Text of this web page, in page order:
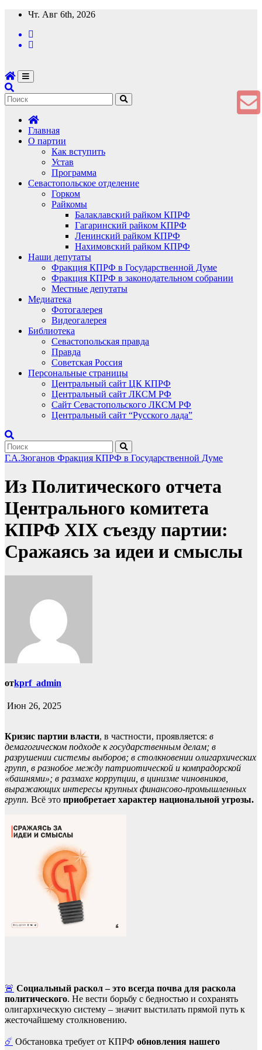
Перейти
содержимому
Чт. Авг 6th, 2026
Главная
О партии
Как вступить
Устав
Программа
Севастопольское отделение
Горком
Райкомы
Балаклавский райком КПРФ
Гагаринский райком КПРФ
Ленинский райком КПРФ
Нахимовский райком КПРФ
Наши депутаты
Фракция КПРФ в Государственной Думе
Фракция КПРФ в законодательном собрании
Местные депутаты
Медиатека
Фотогалерея
Видеогалерея
Библиотека
Севастопольская правда
Правда
Советская Россия
Персональные страницы
Центральный сайт ЦК КПРФ
Центральный сайт ЛКСМ РФ
Сайт Севастопольского ЛКСМ РФ
Центральный сайт “Русского лада”
Г.А.Зюганов Фракция КПРФ в Государственной Думе
Из Политического отчета
Центрального комитета
КПРФ XIX съезду партии:
Сражаясь за идеи и смыслы
отkprf_admin
Июн 26, 2025
Кризис партии власти, в частности, проявляется: в
демагогическом подходе к государственным делам; в
разрушении системы выборов; в столкновении олигархических
групп, в разнобое между патриотической и компрадорской
«башнями»; в размахе коррупции, в цинизме чиновников,
выражающих интересы крупных финансово-промышленных
групп. Всё это приобретает характер национальной угрозы.
🚨 Социальный раскол – это всегда почва для раскола
политического. Не вести борьбу с бедностью и сохранять
олигархическую систему – значит выстилать прямой путь к
жесточайшему столкновению.
☄️ Обстановка требует от КПРФ обновления нашего